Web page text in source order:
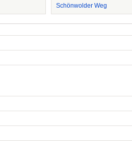
Schönwolder Weg